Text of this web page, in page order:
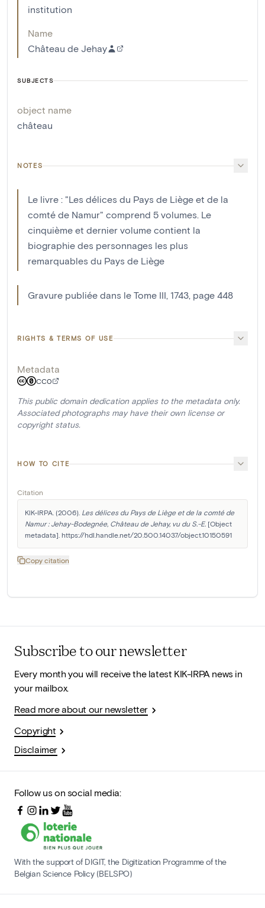
institution
Name
Château de Jehay
SUBJECTS
object name
château
NOTES
Le livre : "Les délices du Pays de Liège et de la
comté de Namur" comprend 5 volumes. Le
cinquième et dernier volume contient la
biographie des personnages les plus
remarquables du Pays de Liège
Gravure publiée dans le Tome III, 1743, page 448
RIGHTS & TERMS OF USE
Metadata
CC0
This public domain dedication applies to the metadata only.
Associated photographs may have their own license or
copyright status.
HOW TO CITE
Citation
KIK-IRPA. (2006). Les délices du Pays de Liège et de la comté de
Namur : Jehay-Bodegnée, Château de Jehay, vu du S.-E. [Object
metadata]. https://hdl.handle.net/20.500.14037/object.10150591
Copy citation
Subscribe to our newsletter
Every month you will receive the latest KIK-IRPA news in
your mailbox.
Read more about our newsletter
Copyright
Disclaimer
Follow us on social media:
With the support of DIGIT, the Digitization Programme of the
Belgian Science Policy (BELSPO)